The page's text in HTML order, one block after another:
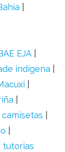
EJA
indígena
camisetas
tutorias